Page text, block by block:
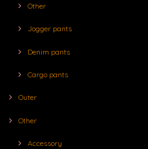
Other
Jogger pants
Denim pants
Cargo pants
Outer
Other
Accessory